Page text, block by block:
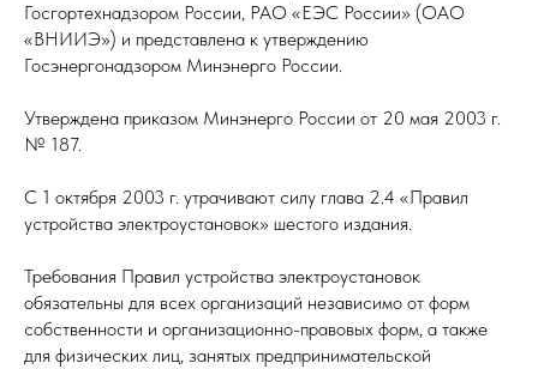
Госгортехнадзором России, РАО «ЕЭС России» (ОАО
«ВНИИЭ») и представлена к утверждению
Госэнергонадзором Минэнерго России.
Утверждена приказом Минэнерго России от 20 мая 2003 г.
№ 187.
С 1 октября 2003 г. утрачивают силу глава 2.4 «Правил
устройства электроустановок» шестого издания.
Требования Правил устройства электроустановок
обязательны для всех организаций независимо от форм
собственности и организационно-правовых форм, а также
для физических лиц, занятых предпринимательской